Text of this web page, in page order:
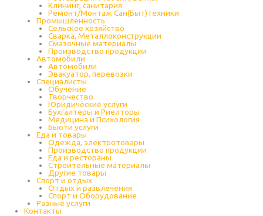
Клининг, санитария
Ремонт/Монтаж Сан(Быт)техники
Промышленность
Cельское хозяйство
Сварка, Металлоконструкции
Cмазочные материалы
Производство продукции
Автомобили
Автомобили
Эвакуатор, перевозки
Специалисты
Обучение
Творчество
Юридические услуги
Бухгалтеры и Риелторы
Медицина и Психология
Бьюти услуги
Еда и товары
Одежда, электротовары
Производство продукции
Еда и рестораны
Строительные материалы
Другие товары
Спорт и отдых
Отдых и развлечения
Спорт и Оборудование
Разные услуги
Контакты